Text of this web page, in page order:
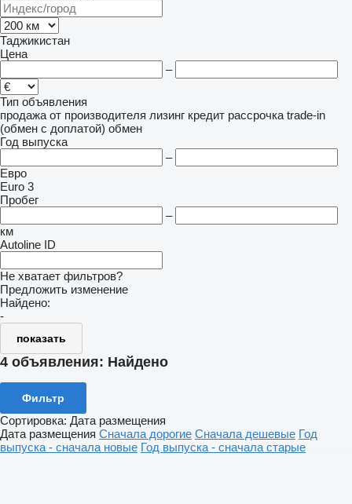
Таджикистан
Цена
–
Тип объявления
продажа от производителя лизинг кредит рассрочка trade-in
(обмен с доплатой) обмен
Год выпуска
–
Евро
Euro 3
Пробег
–
км
Autoline ID
Не хватает фильтров?
Предложить изменение
Найдено:
-
показать
4 объявления: Найдено
Фильтр
Сортировка: Дата размещения
Дата размещения Сначала дорогие Сначала дешевые Год
выпуска - сначала новые Год выпуска - сначала старые